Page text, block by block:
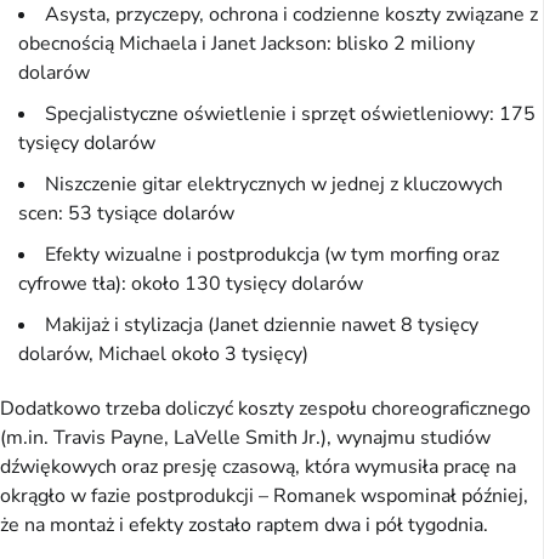
Asysta, przyczepy, ochrona i codzienne koszty związane z
obecnością Michaela i Janet Jackson: blisko 2 miliony
dolarów
Specjalistyczne oświetlenie i sprzęt oświetleniowy: 175
tysięcy dolarów
Niszczenie gitar elektrycznych w jednej z kluczowych
scen: 53 tysiące dolarów
Efekty wizualne i postprodukcja (w tym morfing oraz
cyfrowe tła): około 130 tysięcy dolarów
Makijaż i stylizacja (Janet dziennie nawet 8 tysięcy
dolarów, Michael około 3 tysięcy)
Dodatkowo trzeba doliczyć koszty zespołu choreograficznego
(m.in. Travis Payne, LaVelle Smith Jr.), wynajmu studiów
dźwiękowych oraz presję czasową, która wymusiła pracę na
okrągło w fazie postprodukcji – Romanek wspominał później,
że na montaż i efekty zostało raptem dwa i pół tygodnia.